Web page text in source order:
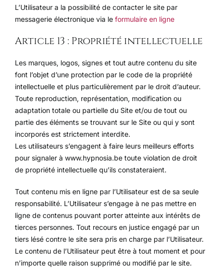
L’Utilisateur a la possibilité de contacter le site par
messagerie électronique via le formulaire en ligne
Article 13 : Propriété intellectuelle
Les marques, logos, signes et tout autre contenu du site
font l’objet d’une protection par le code de la propriété
intellectuelle et plus particulièrement par le droit d’auteur.
Toute reproduction, représentation, modification ou
adaptation totale ou partielle du Site et/ou de tout ou
partie des éléments se trouvant sur le Site ou qui y sont
incorporés est strictement interdite.
Les utilisateurs s’engagent à faire leurs meilleurs efforts
pour signaler à www.hypnosia.be toute violation de droit
de propriété intellectuelle qu’ils constateraient.
Tout contenu mis en ligne par l’Utilisateur est de sa seule
responsabilité. L’Utilisateur s’engage à ne pas mettre en
ligne de contenus pouvant porter atteinte aux intérêts de
tierces personnes. Tout recours en justice engagé par un
tiers lésé contre le site sera pris en charge par l’Utilisateur.
Le contenu de l’Utilisateur peut être à tout moment et pour
n’importe quelle raison supprimé ou modifié par le site.